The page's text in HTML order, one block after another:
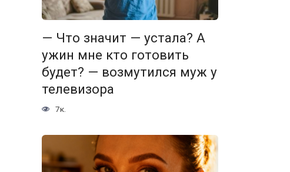
— Что значит — устала? А
ужин мне кто готовить
будет? — возмутился муж у
телевизора
7к.